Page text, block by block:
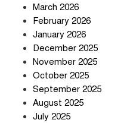
March 2026
February 2026
January 2026
December 2025
November 2025
October 2025
September 2025
August 2025
July 2025